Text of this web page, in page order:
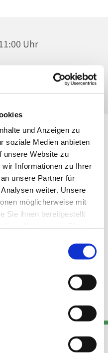
und Anzeigen zu
soziale Medien anbieten
unsere Website zu
Informationen zu Ihrer
unsere Partner für
weiter. Unsere
möglicherweise mit
Sie ihnen bereitgestellt
Uhr
Platanenstraße